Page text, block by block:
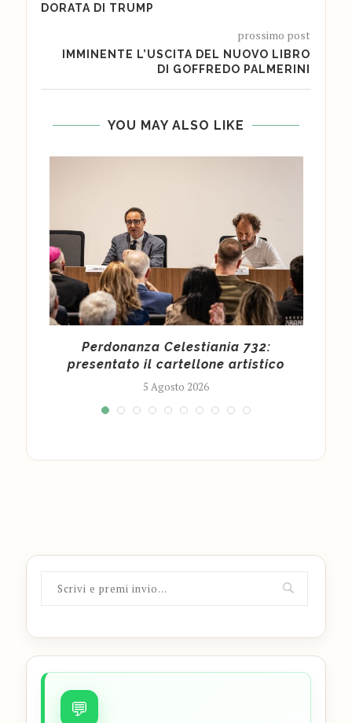
DORATA DI TRUMP
prossimo post
IMMINENTE L’USCITA DEL NUOVO LIBRO
DI GOFFREDO PALMERINI
YOU MAY ALSO LIKE
Perdonanza Celestiania 732:
presentato il cartellone artistico
5 Agosto 2026
💬